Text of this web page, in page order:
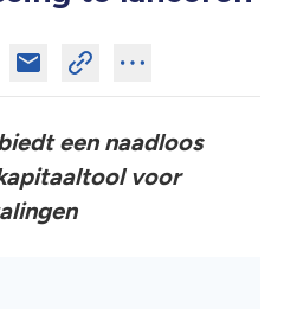
een naadloos
voor